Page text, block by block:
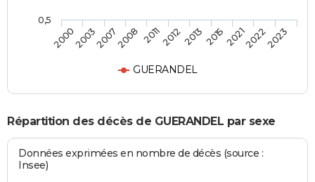
GUERANDEL
2000200320072008 2011201220132015202120222023
0,5
Répartition des décès de GUERANDEL par sexe
Données exprimées en nombre de décès (source :
Insee)